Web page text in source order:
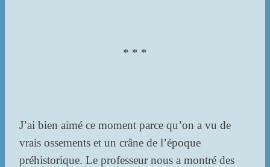
* * *
J’ai bien aimé ce moment parce qu’on a vu de
vrais ossements et un crâne de l’époque
préhistorique. Le professeur nous a montré des